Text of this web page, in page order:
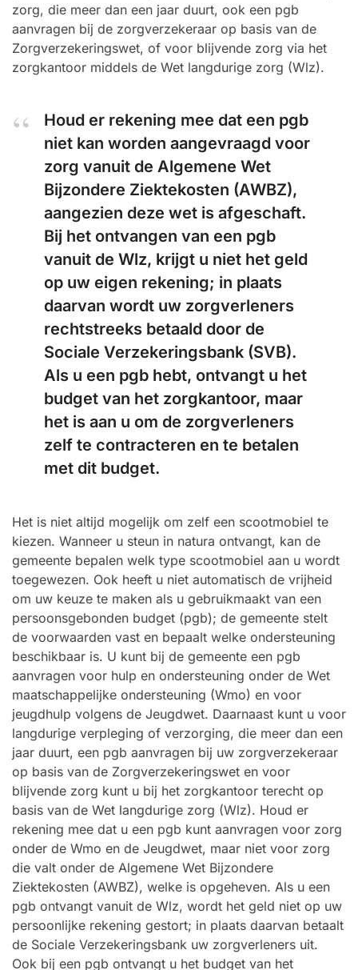
zorg, die meer dan een jaar duurt, ook een pgb
aanvragen bij de zorgverzekeraar op basis van de
Zorgverzekeringswet, of voor blijvende zorg via het
zorgkantoor middels de Wet langdurige zorg (Wlz).
Houd er rekening mee dat een pgb
niet kan worden aangevraagd voor
zorg vanuit de Algemene Wet
Bijzondere Ziektekosten (AWBZ),
aangezien deze wet is afgeschaft.
Bij het ontvangen van een pgb
vanuit de Wlz, krijgt u niet het geld
op uw eigen rekening; in plaats
daarvan wordt uw zorgverleners
rechtstreeks betaald door de
Sociale Verzekeringsbank (SVB).
Als u een pgb hebt, ontvangt u het
budget van het zorgkantoor, maar
het is aan u om de zorgverleners
zelf te contracteren en te betalen
met dit budget.
Het is niet altijd mogelijk om zelf een scootmobiel te
kiezen. Wanneer u steun in natura ontvangt, kan de
gemeente bepalen welk type scootmobiel aan u wordt
toegewezen. Ook heeft u niet automatisch de vrijheid
om uw keuze te maken als u gebruikmaakt van een
persoonsgebonden budget (pgb); de gemeente stelt
de voorwaarden vast en bepaalt welke ondersteuning
beschikbaar is. U kunt bij de gemeente een pgb
aanvragen voor hulp en ondersteuning onder de Wet
maatschappelijke ondersteuning (Wmo) en voor
jeugdhulp volgens de Jeugdwet. Daarnaast kunt u voor
langdurige verpleging of verzorging, die meer dan een
jaar duurt, een pgb aanvragen bij uw zorgverzekeraar
op basis van de Zorgverzekeringswet en voor
blijvende zorg kunt u bij het zorgkantoor terecht op
basis van de Wet langdurige zorg (Wlz). Houd er
rekening mee dat u een pgb kunt aanvragen voor zorg
onder de Wmo en de Jeugdwet, maar niet voor zorg
die valt onder de Algemene Wet Bijzondere
Ziektekosten (AWBZ), welke is opgeheven. Als u een
pgb ontvangt vanuit de Wlz, wordt het geld niet op uw
persoonlijke rekening gestort; in plaats daarvan betaalt
de Sociale Verzekeringsbank uw zorgverleners uit.
Ook bij een pgb ontvangt u het budget van het